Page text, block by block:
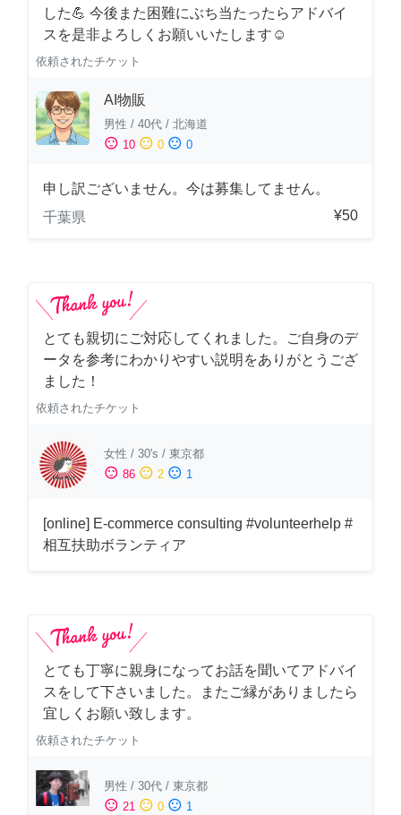
した💪 今後また困難にぶち当たったらアドバイ
スを是非よろしくお願いいたします☺️
依頼されたチケット
AI物販
男性 / 40代 / 北海道
sentiment_satisfied 10 sentiment_neutral 0 sentiment_dissatisfied 0
申し訳ございません。今は募集してません。
千葉県
¥50
とても親切にご対応してくれました。ご自身のデ
ータを参考にわかりやすい説明をありがとうござ
ました！
依頼されたチケット
女性 / 30's / 東京都
sentiment_satisfied 86 sentiment_neutral 2 sentiment_dissatisfied 1
[online] E-commerce consulting #volunteerhelp #
相互扶助ボランティア
とても丁寧に親身になってお話を聞いてアドバイ
スをして下さいました。またご縁がありましたら
宜しくお願い致します。
依頼されたチケット
男性 / 30代 / 東京都
sentiment_satisfied 21 sentiment_neutral 0 sentiment_dissatisfied 1